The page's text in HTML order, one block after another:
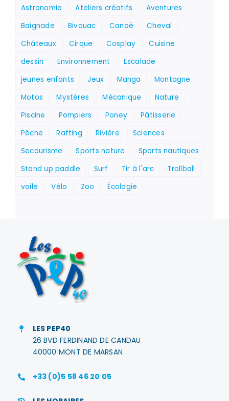
Astronomie
Ateliers créatifs
Aventures
Baignade
Bivouac Canoë
Cheval
Châteaux
Cirque Cosplay
Cuisine
dessin
Environnement
Escalade
jeunes enfants
Jeux Manga
Montagne
Motos
Mystères Mécanique
Nature
Piscine
Pompiers Poney
Pâtisserie
Pêche
Rafting Rivière
Sciences
Secourisme
Sports nature
Sports nautiques
Stand up paddle
Surf Tir à l'arc
Trollball
voile
Vélo Zoo Écologie
LES PEP40
26 BVD FERDINAND DE CANDAU
40000 MONT DE MARSAN
+33 (0)5 58 46 20 05